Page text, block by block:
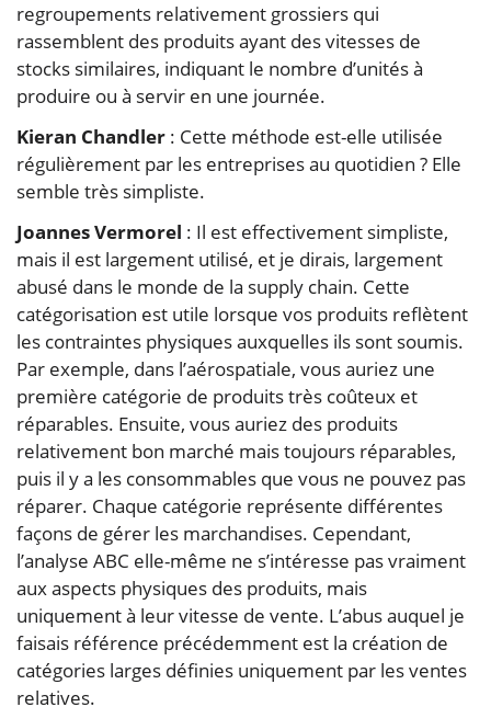
regroupements relativement grossiers qui
rassemblent des produits ayant des vitesses de
stocks similaires, indiquant le nombre d’unités à
produire ou à servir en une journée.
Kieran Chandler : Cette méthode est-elle utilisée
régulièrement par les entreprises au quotidien ? Elle
semble très simpliste.
Joannes Vermorel : Il est effectivement simpliste,
mais il est largement utilisé, et je dirais, largement
abusé dans le monde de la supply chain. Cette
catégorisation est utile lorsque vos produits reflètent
les contraintes physiques auxquelles ils sont soumis.
Par exemple, dans l’aérospatiale, vous auriez une
première catégorie de produits très coûteux et
réparables. Ensuite, vous auriez des produits
relativement bon marché mais toujours réparables,
puis il y a les consommables que vous ne pouvez pas
réparer. Chaque catégorie représente différentes
façons de gérer les marchandises. Cependant,
l’analyse ABC elle-même ne s’intéresse pas vraiment
aux aspects physiques des produits, mais
uniquement à leur vitesse de vente. L’abus auquel je
faisais référence précédemment est la création de
catégories larges définies uniquement par les ventes
relatives.